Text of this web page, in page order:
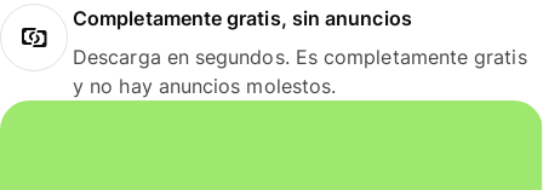
Completamente gratis, sin anuncios
Descarga en segundos. Es completamente gratis
y no hay anuncios molestos.